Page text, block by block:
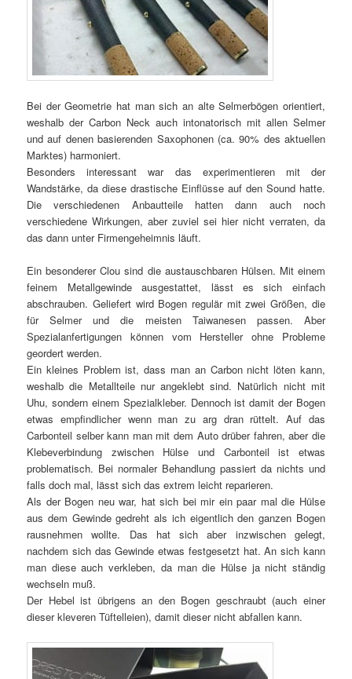
Bei der Geometrie hat man sich an alte Selmerbögen orientiert,
weshalb der Carbon Neck auch intonatorisch mit allen Selmer
und auf denen basierenden Saxophonen (ca. 90% des aktuellen
Marktes) harmoniert.
Besonders interessant war das experimentieren mit der
Wandstärke, da diese drastische Einflüsse auf den Sound hatte.
Die verschiedenen Anbautteile hatten dann auch noch
verschiedene Wirkungen, aber zuviel sei hier nicht verraten, da
das dann unter Firmengeheimnis läuft.
Ein besonderer Clou sind die austauschbaren Hülsen. Mit einem
feinem Metallgewinde ausgestattet, lässt es sich einfach
abschrauben. Geliefert wird Bogen regulär mit zwei Größen, die
für Selmer und die meisten Taiwanesen passen. Aber
Spezialanfertigungen können vom Hersteller ohne Probleme
geordert werden.
Ein kleines Problem ist, dass man an Carbon nicht löten kann,
weshalb die Metallteile nur angeklebt sind. Natürlich nicht mit
Uhu, sondern einem Spezialkleber. Dennoch ist damit der Bogen
etwas empfindlicher wenn man zu arg dran rüttelt. Auf das
Carbonteil selber kann man mit dem Auto drüber fahren, aber die
Klebeverbindung zwischen Hülse und Carbonteil ist etwas
problematisch. Bei normaler Behandlung passiert da nichts und
falls doch mal, lässt sich das extrem leicht reparieren.
Als der Bogen neu war, hat sich bei mir ein paar mal die Hülse
aus dem Gewinde gedreht als ich eigentlich den ganzen Bogen
rausnehmen wollte. Das hat sich aber inzwischen gelegt,
nachdem sich das Gewinde etwas festgesetzt hat. An sich kann
man diese auch verkleben, da man die Hülse ja nicht ständig
wechseln muß.
Der Hebel ist übrigens an den Bogen geschraubt (auch einer
dieser kleveren Tüftelleien), damit dieser nicht abfallen kann.